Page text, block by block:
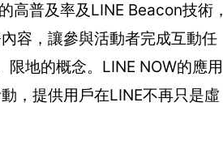
高普及率及LINE Beacon技術，
容，讓參與活動者完成互動任
地的概念。LINE NOW的應用
，提供用戶在LINE不再只是虛